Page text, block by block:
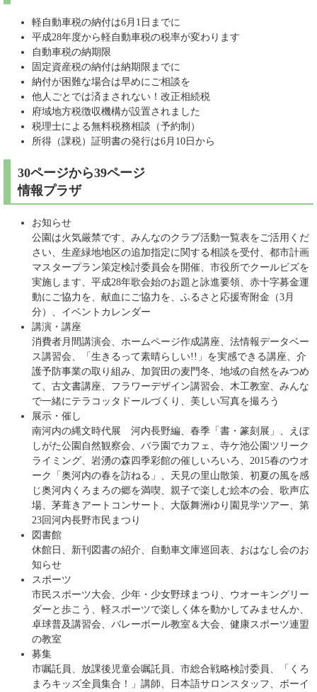
軽自動車税の納付は6月1日までに
平成28年度から軽自動車税の税率が変わります
自動車税の納期限
固定資産税の納付は納期限までに
納付が困難な場合は早めにご相談を
他人ごとでは済まされない！改正相続税
府域地方税徴収機構が設置されました
税理士による無料税務相談（予約制）
所得（課税）証明書の発行は6月10日から
30ページから39ページ
情報プラザ
お知らせ
公園は火気厳禁です、みんなのクラブ活動一覧表をご活用くだ
さい、生産緑地地区の追加指定に関する相談を受付、都市計画
マスタープラン策定検討委員会を開催、市役所でクールビズを
実施します、平成28年歌会始のお題と詠進要領、赤十字募金運
動にご協力を、献血にご協力を、ふるさと応援寄附金（3月
分）、イベントカレンダー
講演・講座
消費者月間講演会、ホームページ作成講座、法情報データベー
ス講習会、「生きるって素晴らしい!!」を実感できる講座、介
護予防事業の取り組み、加賀田の麦門冬、地域の自然をみつめ
て、古文書講座、フラワーデザイン講習会、木工教室、みんな
で一緒にテラコッタドールづくり、美しい写真を撮ろう
展示・催し
南河内の縄文時代展 河内長野編、春季「書・篆刻展」、えぼ
しがた公園自然観察会、バラ園でカフェ、寺ケ池公園ツリーク
ライミング、岩湧の森四季彩館の催しいろいろ、2015春のウオ
ーク「奥河内の春を訪ねる」、天見の里山散策、初夏の風を感
じ奥河内くろまろの郷を満喫、親子で楽しむ絵本の会、歌声広
場、茅葺きアートコンサート、大阪舞洲ゆり園見学ツアー、第
23回河内長野市民まつり
図書館
休館日、新刊図書の紹介、自動車文庫巡回表、おはなし会のお
知らせ
スポーツ
市民スポーツ大会、少年・少女野球まつり、ウオーキングリー
ダーと歩こう、軽スポーツで楽しく体を動かしてみませんか、
卓球普及講習会、バレーボール教室＆大会、健康スポーツ連盟
の教室
募集
市嘱託員、放課後児童会嘱託員、市総合戦略検討委員、「くろ
まろキッズ全員集合！」講師、日本語サロンスタッフ、ボーイ